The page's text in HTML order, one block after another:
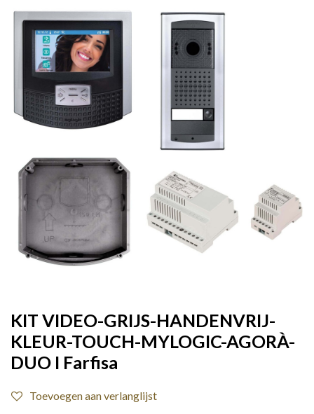
KIT VIDEO-GRIJS-HANDENVRIJ-
KLEUR-TOUCH-MYLOGIC-AGORÀ-
DUO I Farfisa
Toevoegen aan verlanglijst